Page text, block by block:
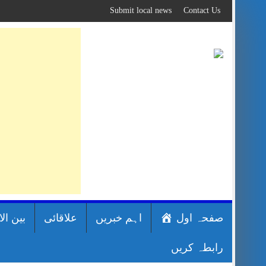
to
content
Contact Us
Submit local news
صفحہ اول اہم خبریں علاقائی بین
رابطہ کریں